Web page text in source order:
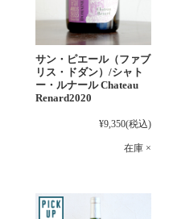
サン・ピエール（ファブ
リス・ドダン）/シャト
ー・ルナール Chateau
Renard2020
¥9,350(税込)
在庫 ×